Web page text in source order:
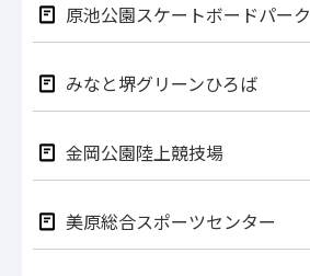
原池公園スケートボードパーク
みなと堺グリーンひろば
金岡公園陸上競技場
美原総合スポーツセンター